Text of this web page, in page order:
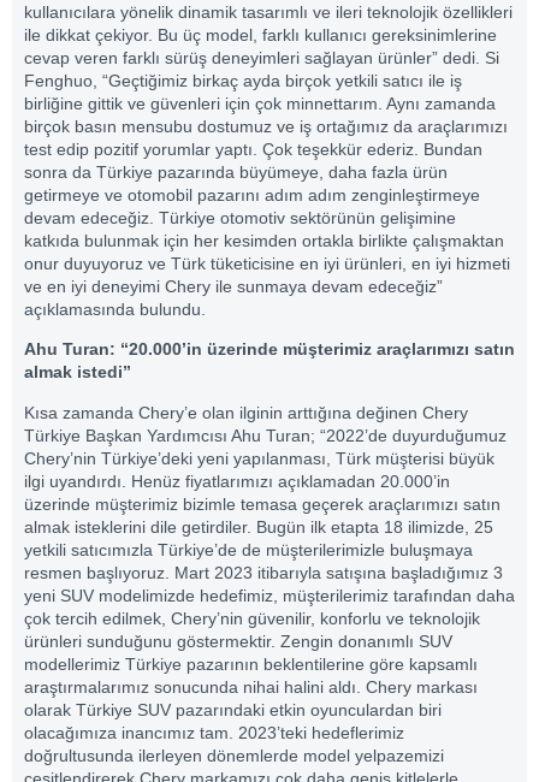
kullanıcılara yönelik dinamik tasarımlı ve ileri teknolojik özellikleri
ile dikkat çekiyor. Bu üç model, farklı kullanıcı gereksinimlerine
cevap veren farklı sürüş deneyimleri sağlayan ürünler” dedi. Si
Fenghuo, “Geçtiğimiz birkaç ayda birçok yetkili satıcı ile iş
birliğine gittik ve güvenleri için çok minnettarım. Aynı zamanda
birçok basın mensubu dostumuz ve iş ortağımız da araçlarımızı
test edip pozitif yorumlar yaptı. Çok teşekkür ederiz. Bundan
sonra da Türkiye pazarında büyümeye, daha fazla ürün
getirmeye ve otomobil pazarını adım adım zenginleştirmeye
devam edeceğiz. Türkiye otomotiv sektörünün gelişimine
katkıda bulunmak için her kesimden ortakla birlikte çalışmaktan
onur duyuyoruz ve Türk tüketicisine en iyi ürünleri, en iyi hizmeti
ve en iyi deneyimi Chery ile sunmaya devam edeceğiz”
açıklamasında bulundu.
Ahu Turan: “20.000’in üzerinde müşterimiz araçlarımızı satın
almak istedi”
Kısa zamanda Chery’e olan ilginin arttığına değinen Chery
Türkiye Başkan Yardımcısı Ahu Turan; “2022’de duyurduğumuz
Chery’nin Türkiye’deki yeni yapılanması, Türk müşterisi büyük
ilgi uyandırdı. Henüz fiyatlarımızı açıklamadan 20.000’in
üzerinde müşterimiz bizimle temasa geçerek araçlarımızı satın
almak isteklerini dile getirdiler. Bugün ilk etapta 18 ilimizde, 25
yetkili satıcımızla Türkiye’de de müşterilerimizle buluşmaya
resmen başlıyoruz. Mart 2023 itibarıyla satışına başladığımız 3
yeni SUV modelimizde hedefimiz, müşterilerimiz tarafından daha
çok tercih edilmek, Chery’nin güvenilir, konforlu ve teknolojik
ürünleri sunduğunu göstermektir. Zengin donanımlı SUV
modellerimiz Türkiye pazarının beklentilerine göre kapsamlı
araştırmalarımız sonucunda nihai halini aldı. Chery markası
olarak Türkiye SUV pazarındaki etkin oyunculardan biri
olacağımıza inancımız tam. 2023’teki hedeflerimiz
doğrultusunda ilerleyen dönemlerde model yelpazemizi
çeşitlendirerek Chery markamızı çok daha geniş kitlelerle